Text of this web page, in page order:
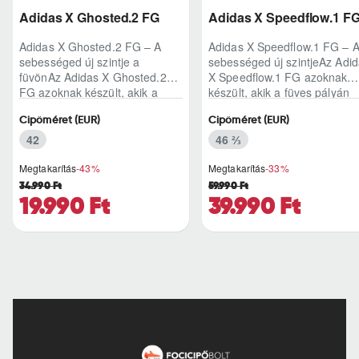
Adidas X Ghosted.2 FG
Adidas X Ghosted.2 FG – A
sebességed új szintje a
füvönAz Adidas X Ghosted.2
FG azoknak készült, akik a
pillanataiban is azonnal r..
Megtakarítás-43%
19.990 Ft
34.990 Ft
Cipőméret (EUR)
42
Adidas X Speedflow.1
Adidas X Speedflow.1 FG – A
sebességed új szintjeAz
X Speedflow.1 FG azoknak
készült, akik a füves pályán
ritmust diktál..
Megtakarítás-33%
39.990 Ft
59.990 Ft
Cipőméret (EUR)
46 ⅔